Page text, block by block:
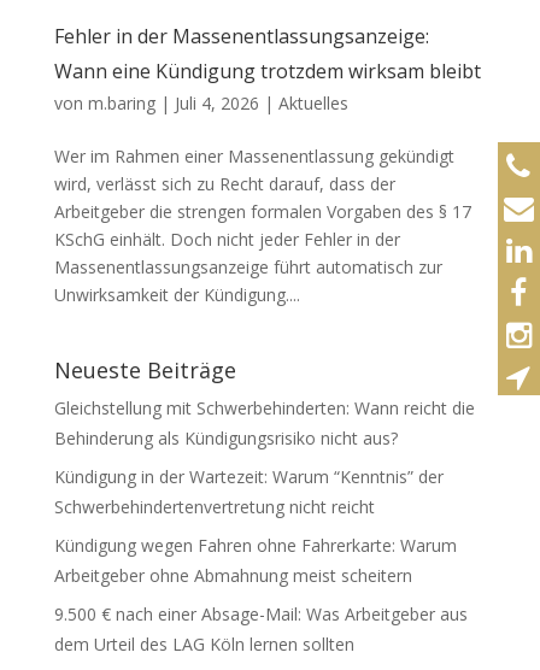
Fehler in der Massenentlassungsanzeige:
Wann eine Kündigung trotzdem wirksam bleibt
von m.baring| Juli 4, 2026 | Aktuelles
Wer im Rahmen einer Massenentlassung gekündigt
wird, verlässt sich zu Recht darauf, dass der
Arbeitgeber die strengen formalen Vorgaben des § 17
KSchG einhält. Doch nicht jeder Fehler in der
Massenentlassungsanzeige führt automatisch zur
Unwirksamkeit der Kündigung....
Neueste Beiträge
Gleichstellung mit Schwerbehinderten: Wann reicht die
Behinderung als Kündigungsrisiko nicht aus?
Kündigung in der Wartezeit: Warum “Kenntnis” der
Schwerbehindertenvertretung nicht reicht
Kündigung wegen Fahren ohne Fahrerkarte: Warum
Arbeitgeber ohne Abmahnung meist scheitern
9.500 € nach einer Absage-Mail: Was Arbeitgeber aus
dem Urteil des LAG Köln lernen sollten